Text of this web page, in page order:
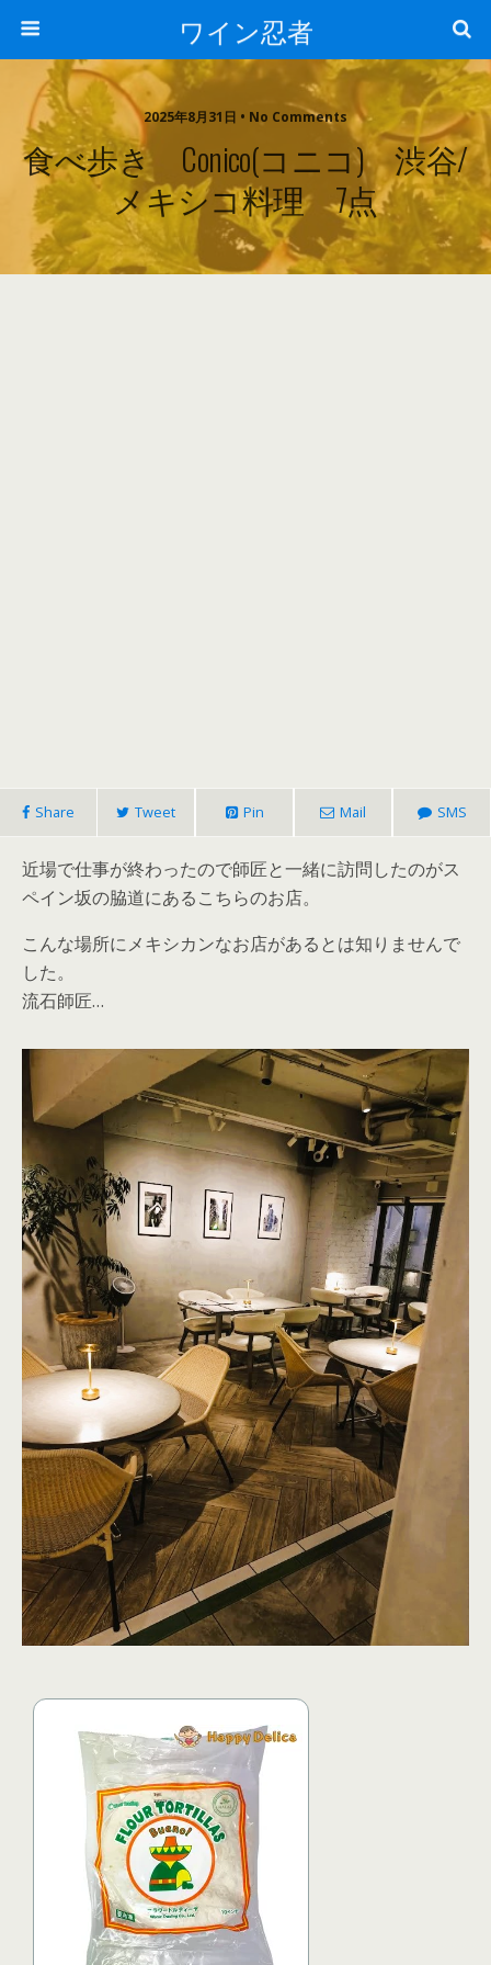
ワイン忍者
2025年8月31日 • No Comments
食べ歩き Conico(コニコ) 渋谷/
メキシコ料理 7点
Share Tweet Pin Mail SMS
近場で仕事が終わったので師匠と一緒に訪問したのがス
ペイン坂の脇道にあるこちらのお店。
こんな場所にメキシカンなお店があるとは知りませんで
した。
流石師匠…